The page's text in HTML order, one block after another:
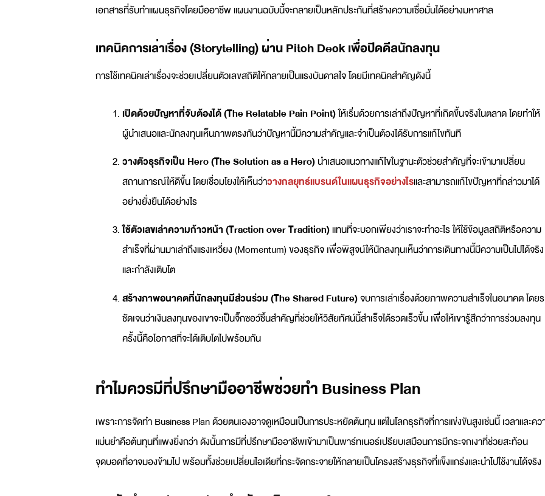
เอกสารที่รับทำแผนธุรกิจโดยมืออาชีพ แผนงานฉบับนี้จะกลายเป็นหลักประกันที่สร้างความเชื่อมั่นได้อย่างมหาศาล
เทคนิคการเล่าเรื่อง (Storytelling) ผ่านPitch Deckเพื่อปิดดีลนักลงทุน
การใช้เทคนิคเล่าเรื่องจะช่วยเปลี่ยนตัวเลขสถิติให้กลายเป็นแรงบันดาลใจ โดยมีเทคนิคสำคัญดังนี้
เปิดด้วยปัญหาที่จับต้องได้ (The Relatable Pain Point)ให้เริ่มด้วยการเล่าถึงปัญหาที่เกิดขึ้นจริงในตลาด โดยทำให้
ผู้นำเสนอและนักลงทุนเห็นภาพตรงกันว่าปัญหานี้มีความสำคัญและจำเป็นต้องได้รับการแก้ไขทันที
วางตัวธุรกิจเป็น Hero (The Solution as a Hero)นำเสนอแนวทางแก้ไขในฐานะตัวช่วยสำคัญที่จะเข้ามาเปลี่ยน
สถานการณ์ให้ดีขึ้น โดยเชื่อมโยงให้เห็นว่าวางกลยุทธ์แบรนด์ในแผนธุรกิจอย่างไรและสามารถแก้ไขปัญหาที่กล่าวมาได้
อย่างยั่งยืนได้อย่างไร
ใช้ตัวเลขเล่าความก้าวหน้า (Traction over Tradition)แทนที่จะบอกเพียงว่าเราจะทำอะไร ให้ใช้ข้อมูลสถิติหรือความ
สำเร็จที่ผ่านมาเล่าถึงแรงเหวี่ยง (Momentum) ของธุรกิจ เพื่อพิสูจน์ให้นักลงทุนเห็นว่าการเดินทางนี้มีความเป็นไปได้จริง
และกำลังเติบโต
สร้างภาพอนาคตที่นักลงทุนมีส่วนร่วม (The Shared Future)จบการเล่าเรื่องด้วยภาพความสำเร็จในอนาคต โดย
ชัดเจนว่าเงินลงทุนของเขาจะเป็นจิ๊กซอว์ชิ้นสำคัญที่ช่วยให้วิสัยทัศน์นี้สำเร็จได้รวดเร็วขึ้น เพื่อให้เขารู้สึกว่าการร่วมลงทุน
ครั้งนี้คือโอกาสที่จะได้เติบโตไปพร้อมกัน
ทำไมควรมีที่ปรึกษามืออาชีพช่วยทำ Business Plan
เพราะการจัดทำBusiness Planด้วยตนเองอาจดูเหมือนเป็นการประหยัดต้นทุน แต่ในโลกธุรกิจที่การแข่งขันสูงเช่นนี้ เวลาและค
แม่นยำคือต้นทุนที่แพงยิ่งกว่า ดังนั้นการมีที่ปรึกษามืออาชีพเข้ามาเป็นพาร์ทเนอร์เปรียบเสมือนการมีกระจกเงาที่ช่วยสะท้อน
จุดบอดที่อาจมองข้ามไป พร้อมทั้งช่วยเปลี่ยนไอเดียที่กระจัดกระจายให้กลายเป็นโครงสร้างธุรกิจที่แข็งแกร่งและนำไปใช้งานได้จริง